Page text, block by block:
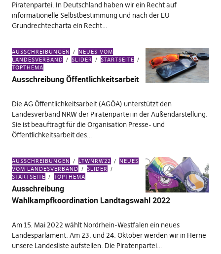
Piratenpartei. In Deutschland haben wir ein Recht auf
informationelle Selbstbestimmung und nach der EU-
Grundrechtecharta ein Recht…
AUSSCHREIBUNGEN
NEUES VOM
LANDESVERBAND
SLIDER
STARTSEITE
TOPTHEMA
Ausschreibung Öffentlichkeitsarbeit
Die AG Öffentlichkeitsarbeit (AGÖA) unterstützt den
Landesverband NRW der Piratenpartei in der Außendarstellung.
Sie ist beauftragt für die Organisation Presse- und
Öffentlichkeitsarbeit des…
AUSSCHREIBUNGEN LTWNRW22
NEUES
VOM LANDESVERBAND
SLIDER
STARTSEITE
TOPTHEMA
Ausschreibung
Wahlkampfkoordination Landtagswahl 2022
Am 15. Mai 2022 wählt Nordrhein-Westfalen ein neues
Landesparlament. Am 23. und 24. Oktober werden wir in Herne
unsere Landesliste aufstellen. Die Piratenpartei…